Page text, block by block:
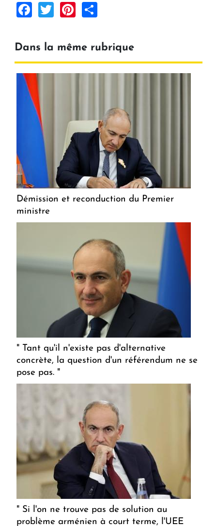
Facebook
TwitterPinterest
Dans la même rubrique
Démission et reconduction du Premier
ministre
" Tant qu'il n'existe pas d'alternative
concrète, la question d'un référendum ne se
pose pas. "
" Si l'on ne trouve pas de solution au
problème arménien à court terme, l'UEE